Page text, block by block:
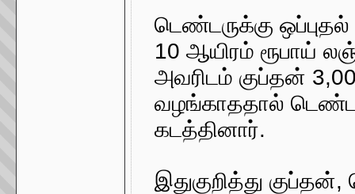
டெண்டருக்கு
10 ஆயிரம் ரூபாய்
அவரிடம் குப்தன்
வழங்காததால்
கடத்தினார்.
இதுகுறித்து